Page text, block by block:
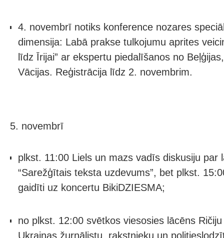
4. novembrī notiks konference nozares
dimensija: Labā prakse tulkojumu aprites
līdz Īrijai” ar ekspertu piedalīšanos no
Vācijas. Reģistrācija līdz 2. novembrim.
5. novembrī
plkst. 11:00 Liels un mazs vadīs diskusiju par
“Sarežģītais teksta uzdevums”, bet plkst.
gaidīti uz koncertu BikiDZIESMA;
no plkst. 12:00 svētkos viesosies lācēns
Ukrainas žurnālistu, rakstnieku un